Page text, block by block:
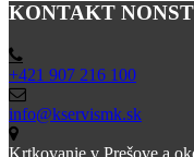
KONTAKT
+421 907 216 100
info@kservismk.sk